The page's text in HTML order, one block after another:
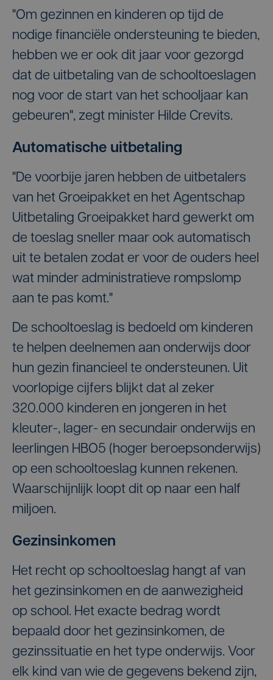
"Om gezinnen en kinderen op tijd de
nodige financiële ondersteuning te bieden,
hebben we er ook dit jaar voor gezorgd
dat de uitbetaling van de schooltoeslagen
nog voor de start van het schooljaar kan
gebeuren", zegt minister Hilde Crevits.
Automatische uitbetaling
"De voorbije jaren hebben de uitbetalers
van het Groeipakket en het Agentschap
Uitbetaling Groeipakket hard gewerkt om
de toeslag sneller maar ook automatisch
uit te betalen zodat er voor de ouders heel
wat minder administratieve rompslomp
aan te pas komt."
De schooltoeslag is bedoeld om kinderen
te helpen deelnemen aan onderwijs door
hun gezin financieel te ondersteunen. Uit
voorlopige cijfers blijkt dat al zeker
320.000 kinderen en jongeren in het
kleuter-, lager- en secundair onderwijs en
leerlingen HBO5 (hoger beroepsonderwijs)
op een schooltoeslag kunnen rekenen.
Waarschijnlijk loopt dit op naar een half
miljoen.
Gezinsinkomen
Het recht op schooltoeslag hangt af van
het gezinsinkomen en de aanwezigheid
op school. Het exacte bedrag wordt
bepaald door het gezinsinkomen, de
gezinssituatie en het type onderwijs. Voor
elk kind van wie de gegevens bekend zijn,